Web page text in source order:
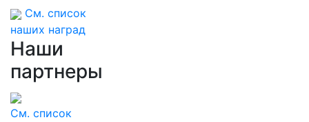
См. список
наших наград
Наши
партнеры
См. список